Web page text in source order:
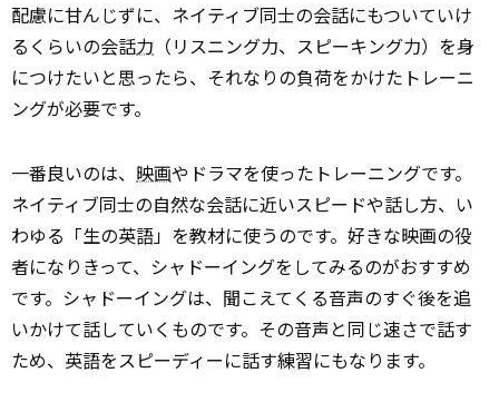
配慮に甘んじずに、ネイティブ同士の会話にもついていけ
るくらいの会話力 （リスニング力、スピーキング力）を身
につけたいと思ったら、それなりの負荷をかけたトレーニ
ングが必要です。
一番良いのは、 映画やドラマを使ったトレーニングです。
ネイティブ同士の自然な会話に近いスピードや話し方、い
わゆる「生の英語」を教材に使うのです。好きな映画の役
者になりきって、シャドーイングをしてみるのがおすすめ
です。シャドーイングは、聞こえてくる音声のすぐ後を追
いかけて話していくものです。その音声と同じ速さで話す
ため、英語をスピーディーに話す練習にもなります。